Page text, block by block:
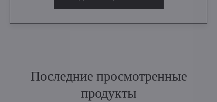
Последние просмотренные
продукты